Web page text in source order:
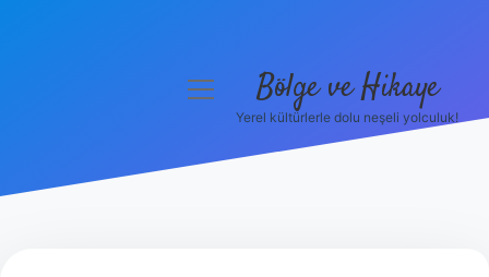
menüyü
Bölge ve Hikaye
Yerel kültürlerle dolu neşeli yolculuk!